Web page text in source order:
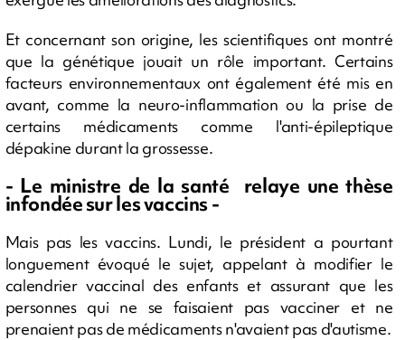
Et concernant son origine, les scientifiques ont montré
que la génétique jouait un rôle important. Certains
facteurs environnementaux ont également été mis en
avant, comme la neuro-inflammation ou la prise de
certains médicaments comme l'anti-épileptique
dépakine durant la grossesse.
- Le ministre de la santé relaye une thèse
infondée sur les vaccins -
Mais pas les vaccins. Lundi, le président a pourtant
longuement évoqué le sujet, appelant à modifier le
calendrier vaccinal des enfants et assurant que les
personnes qui ne se faisaient pas vacciner et ne
prenaient pas de médicaments n'avaient pas d'autisme.